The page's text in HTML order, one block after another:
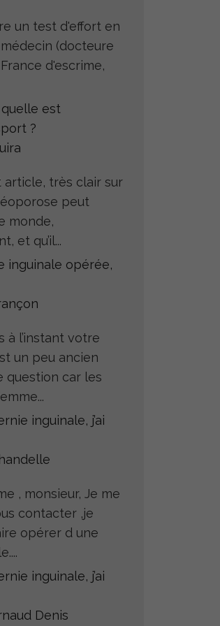
un test d'effort en
(docteure
d'escrime,
est
?
article, très clair sur
peut
monde,
et qu’il...
inguinale opérée,
à l’instant votre
un peu ancien
question car les
inguinale, j’ai
, monsieur, Je me
contacter ,je
opérer d une
inguinale, j’ai
Denis